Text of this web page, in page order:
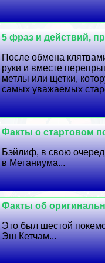
5 фраз и действий,
После обмена
руки и вместе
метлы или щетки,
самых уважаемых
Факты о стартовом
Бэйлиф, в свою
в Меганиума...
Факты об
Это был шестой
Эш Кетчам...